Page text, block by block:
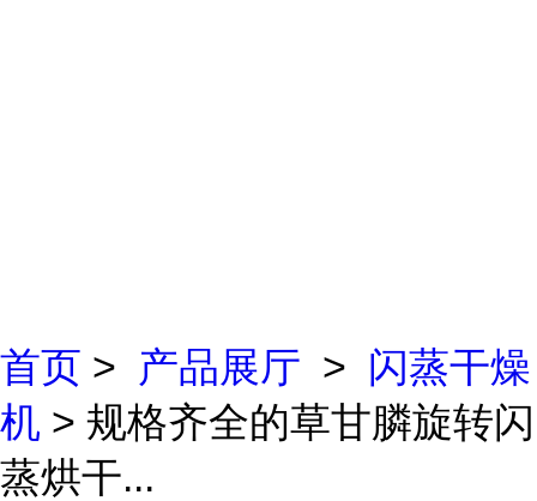
首页 > 产品展厅 > 闪蒸干燥
机 > 规格齐全的草甘膦旋转闪
蒸烘干...